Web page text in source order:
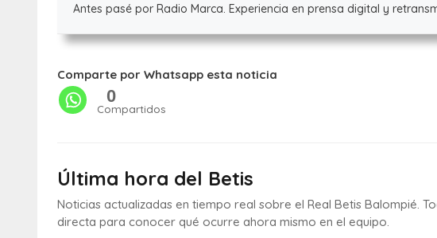
Antes pasé por Radio Marca. Experiencia en prensa digital y
Comparte por Whatsapp esta noticia
0
Compartidos
Última hora del Betis
Noticias actualizadas en tiempo real sobre el Real Betis Balompié.
directa para conocer qué ocurre ahora mismo en el equipo.